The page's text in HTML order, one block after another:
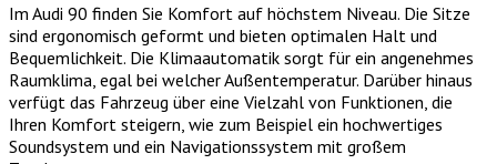
Im Audi 90 finden Sie Komfort auf höchstem Niveau. Die Sitze
sind ergonomisch geformt und bieten optimalen Halt und
Bequemlichkeit. Die Klimaautomatik sorgt für ein angenehmes
Raumklima, egal bei welcher Außentemperatur. Darüber hinaus
verfügt das Fahrzeug über eine Vielzahl von Funktionen, die
Ihren Komfort steigern, wie zum Beispiel ein hochwertiges
Soundsystem und ein Navigationssystem mit großem